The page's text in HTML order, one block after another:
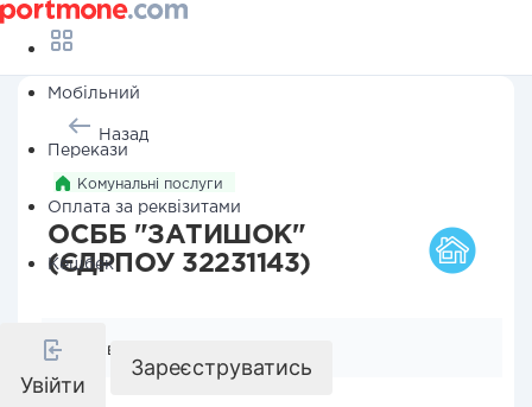
Мобільний
Перекази
Оплата за реквізитами
Кешбек
Увійти
Зареєструватись
Назад
Комунальні послуги
ОСББ "ЗАТИШОК"
(ЄДРПОУ 32231143)
Реквізити компанії